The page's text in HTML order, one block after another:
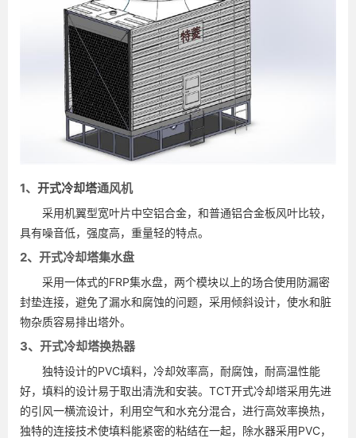
1、 开式冷却塔通风机
采用机翼型宽叶片中空铝合金，和普通铝合金板风叶比较，
具有噪音低，强度高，重量轻的特点。
2、开式冷却塔集水盘
采用一体式的FRP集水盘，两个模块以上的场合使用防漏密
封垫连接，避免了漏水和腐蚀的问题，采用倾斜设计，使水和脏
物杂质容易排出塔外。
3、开式冷却塔换热器
独特设计的PVC填料，冷却效率高，耐腐蚀，耐高温性能
好，填料的设计易于取出清洗和安装。TCT开式冷却塔采用先进
的引风一横流设计，利用空气和水充分混合，进行高效率换热，
独特的连接技术使填料能紧密的粘结在一起，除水器采用PVC，